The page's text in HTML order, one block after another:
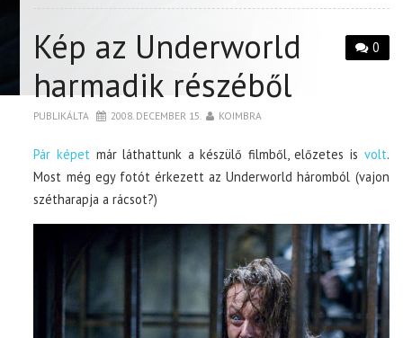
0
Kép az Underworld
harmadik részéből
PUBLIKÁLTA 2008. DECEMBER 15. KOIMBRA
Pár képetmár láthattunk a készülő filmből, előzetes is volt.
Most még egy fotót érkezett az Underworld háromból (vajon
szétharapja a rácsot?)